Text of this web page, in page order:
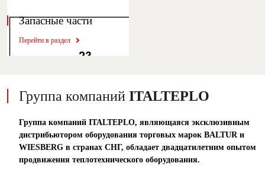
Запасные части
Перейти в раздел
Группа компаний ITALTEPLO
Группа компаний ITALTEPLO, являющаяся эксклюзивным
дистрибьютором оборудования торговых марок BALTUR и
WIESBERG в странах СНГ, обладает двадцатилетним опытом
продвижения теплотехнического оборудования.